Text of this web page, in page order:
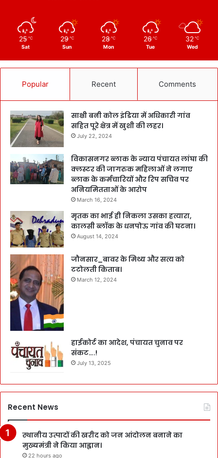
25 ℃
Sat
29 ℃
Sun
28 ℃
Mon
26 ℃
Tue
32 ℃
Wed
Popular Recent Comments
साक्षी बनी कोल इंडिया में अधिकारी गांव
सहित पूरे क्षेत्र में खुशी की लहर।
July 22, 2024
विकासनगर ब्लाक के न्याय पंचायत लांघा की
क्लस्टर की जागरुक महिलाओं ने लगाए
ब्लाक के कर्मचारियों और रिप सचिव पर
अनियमितताओं के आरोप
March 16, 2024
मृतक का भाई ही निकला उसका हत्यारा,
कालसी ब्लॉक के धनपोऊ गांव की घटना।
August 14, 2024
जौनसार_बावर के मिथ्य और सत्य को
टटोलती किताब।
March 12, 2024
हाईकोर्ट का आदेश, पंचायत चुनाव पर
संकट….!
July 13, 2025
Recent News
स्थानीय उत्पादों की खरीद को जन आंदोलन बनाने का
मुख्यमंत्री ने किया आह्वान।
22 hours ago